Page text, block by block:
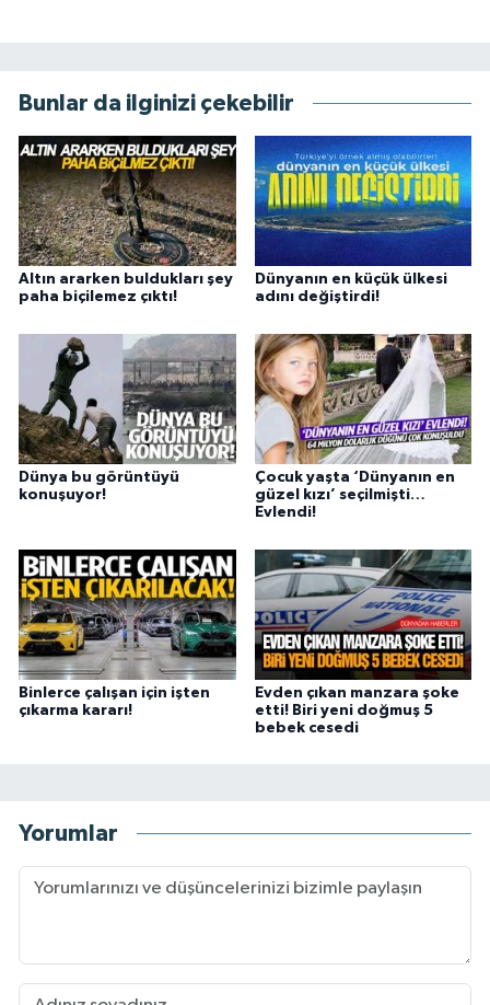
Bunlar da ilginizi çekebilir
Altın ararken buldukları şey
paha biçilemez çıktı!
Dünyanın en küçük ülkesi
adını değiştirdi!
Dünya bu görüntüyü
konuşuyor!
Çocuk yaşta ‘Dünyanın en
güzel kızı’ seçilmişti…
Evlendi!
Binlerce çalışan için işten
çıkarma kararı!
Evden çıkan manzara şoke
etti! Biri yeni doğmuş 5
bebek cesedi
Yorumlar